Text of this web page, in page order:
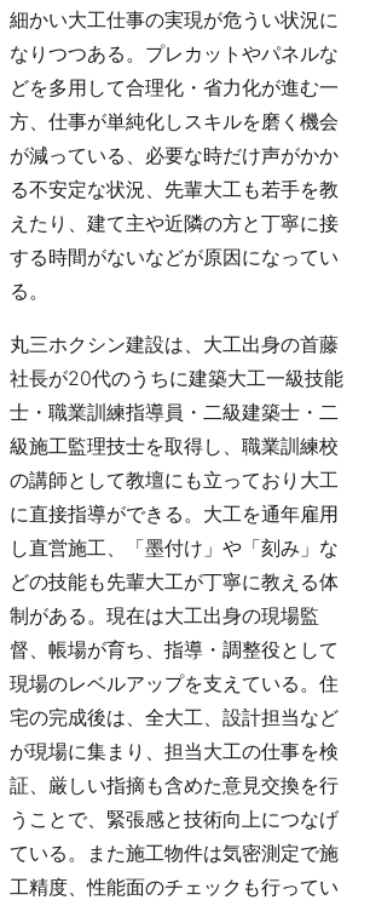
細かい大工仕事の実現が危うい状況に
なりつつある。プレカットやパネルな
どを多用して合理化・省力化が進む一
方、仕事が単純化しスキルを磨く機会
が減っている、必要な時だけ声がかか
る不安定な状況、先輩大工も若手を教
えたり、建て主や近隣の方と丁寧に接
する時間がないなどが原因になってい
る。
丸三ホクシン建設は、大工出身の首藤
社長が20代のうちに建築大工一級技能
士・職業訓練指導員・二級建築士・二
級施工監理技士を取得し、職業訓練校
の講師として教壇にも立っており大工
に直接指導ができる。大工を通年雇用
し直営施工、「墨付け」や「刻み」な
どの技能も先輩大工が丁寧に教える体
制がある。現在は大工出身の現場監
督、帳場が育ち、指導・調整役として
現場のレベルアップを支えている。住
宅の完成後は、全大工、設計担当など
が現場に集まり、担当大工の仕事を検
証、厳しい指摘も含めた意見交換を行
うことで、緊張感と技術向上につなげ
ている。また施工物件は気密測定で施
工精度、性能面のチェックも行ってい